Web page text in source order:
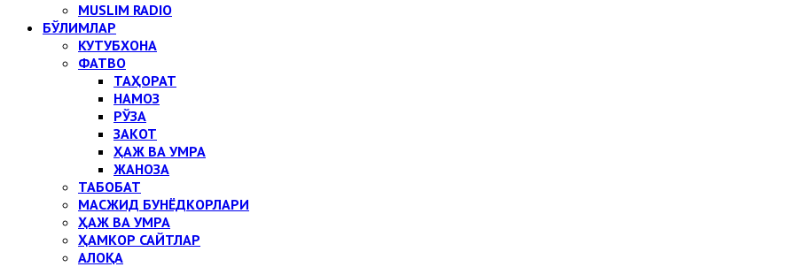
MUSLIM RADIO
БЎЛИМЛАР
КУТУБХОНА
ФАТВО
ТАҲОРАТ
НАМОЗ
РЎЗА
ЗАКОТ
ҲАЖ ВА УМРА
ЖАНОЗА
ТАБОБАТ
МАСЖИД БУНЁДКОРЛАРИ
ҲАЖ ВА УМРА
ҲАМКОР САЙТЛАР
АЛОҚА